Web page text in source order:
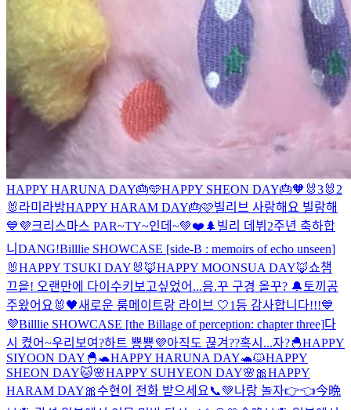
HAPPY HARUNA DAY🎂🩵HAPPY SHEON DAY🎂🧡 🐰3🐰2
🐰 라미라방HAPPY HARAM DAY🎂🩷빌리브 사랑해요 빌랑해
💙💜크리스마스 PAR~TY~인데~💚❤️🌲 빌리 데뷔2주년 축하합
니DANG!Billlie SHOWCASE [side-B : memoirs of echo unseen]
🐰HAPPY TSUKI DAY🐰 🦊HAPPY MOONSUA DAY🦊쇼챔
끄읕! 오랜만에 다이수키 보고싶었어...응.꾸 구경 올꾸? 🔔 토끼공
주왔어요🐰 🖤새로운 룸메이트랑 라이브 🤍1등 감사합니다!!!💙
💜Billlie SHOWCASE [the Billage of perception: chapter three]다
시 켰어~우리보여?하트 뿅뿅💜아직도 끊겨??혹시...자?🐣HAPPY
SIYOON DAY🐣🐢HAPPY HARUNA DAY🐢🐱HAPPY
SHEON DAY🐱🌸HAPPY SUHYEON DAY🌸 🎀HAPPY
HARAM DAY🎀수현이 전화 받으세요📞💚나랑 놀자👉👈今晩